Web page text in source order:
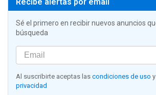
Recibe alertas por email
Sé el primero en recibir nuevos anuncios
búsqueda
Al suscribirte aceptas las condiciones de uso
privacidad